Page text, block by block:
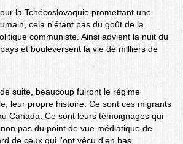
la Tchécoslovaquie promettant une
cela n'étant pas du goût de la
communiste. Ainsi advient la nuit du
et bouleversent la vie de milliers de
suite, beaucoup fuiront le régime
leur propre histoire. Ce sont ces migrants
Canada. Ce sont leurs témoignages qui
pas du point de vue médiatique de
de ceux qui l'ont vécu d'en bas.